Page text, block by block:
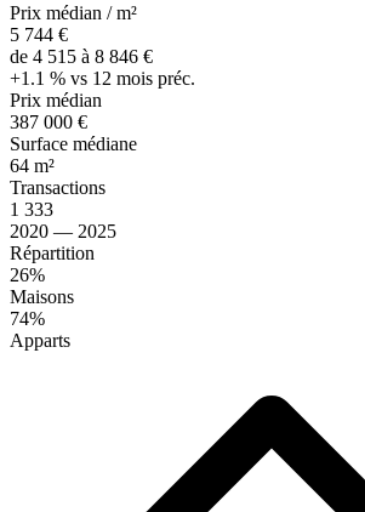
Prix médian / m²
5 744 €
de 4 515 à 8 846 €
+1.1 % vs 12 mois préc.
Prix médian
387 000 €
Surface médiane
64 m²
Transactions
1 333
2020 — 2025
Répartition
26%
Maisons
74%
Apparts